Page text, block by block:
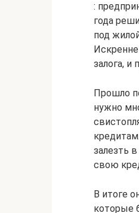
:
года
под
залога, и
Прошло
нужно
залезть
свою
В итоге
которые